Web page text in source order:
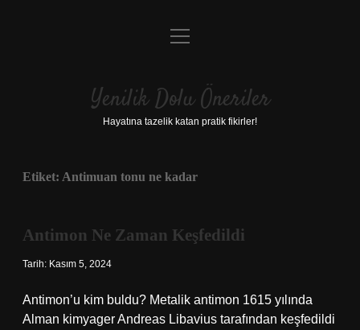
Anasayfa
Yasal Uyarı
menüyü
Yenilik Dolu Öneriler
Hayatına tazelik katan pratik fikirler!
Etiket: Antimuan tonu ne kadar
Antimon Ne Zaman Keşfedildi
Tarih: Kasım 5, 2024
Antimon’u kim buldu? Metalik antimon 1615 yılında
Alman kimyager Andreas Libavius ​​​​​​tarafından keşfedildi